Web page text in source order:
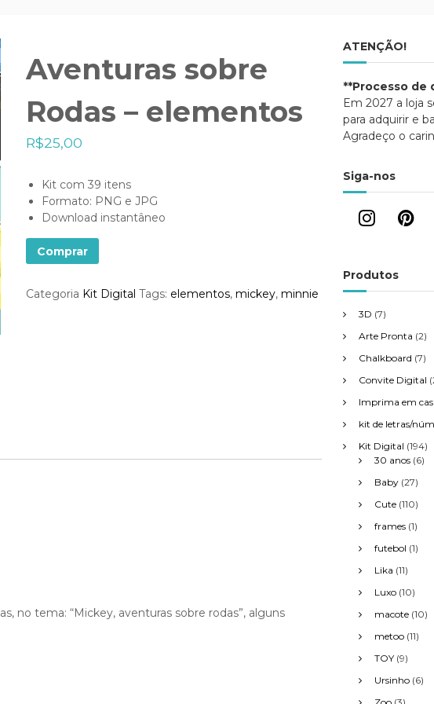
Aventuras sobre
Rodas – elementos
R$25,00
Kit com 39 itens
Formato: PNG e JPG
Download instantâneo
Comprar
Categoria Kit Digital Tags: elementos, mickey, minnie
no tema: “Mickey, aventuras sobre rodas”, alguns
ATENÇÃO!
**Processo de
Em 2027 a loja
para adquirir e
Agradeço o
Siga-nos
Produtos
3D (7)
Arte Pronta (2)
Chalkboard (7)
Convite Digital
Imprima em
kit de letras/
Kit Digital (194)
30 anos (6)
Baby (27)
Cute (110)
frames (1)
futebol (1)
Lika (11)
Luxo (10)
macote (10)
metoo (11)
TOY (9)
Ursinho (6)